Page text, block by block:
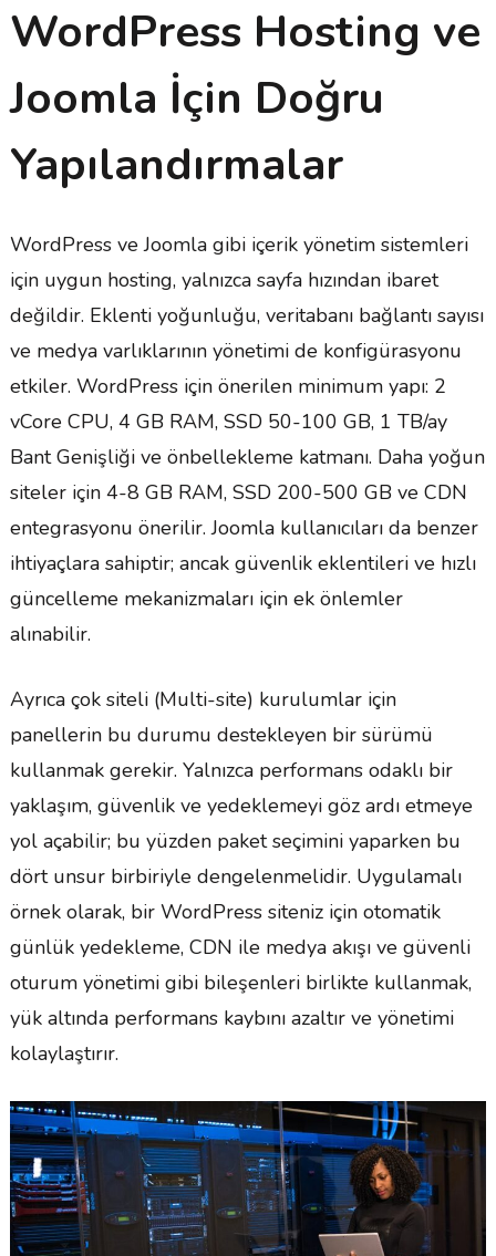
WordPress Hosting ve
Joomla İçin Doğru
Yapılandırmalar
WordPress ve Joomla gibi içerik yönetim sistemleri
için uygun hosting, yalnızca sayfa hızından ibaret
değildir. Eklenti yoğunluğu, veritabanı bağlantı sayısı
ve medya varlıklarının yönetimi de konfigürasyonu
etkiler. WordPress için önerilen minimum yapı: 2
vCore CPU, 4 GB RAM, SSD 50-100 GB, 1 TB/ay
Bant Genişliği ve önbellekleme katmanı. Daha yoğun
siteler için 4-8 GB RAM, SSD 200-500 GB ve CDN
entegrasyonu önerilir. Joomla kullanıcıları da benzer
ihtiyaçlara sahiptir; ancak güvenlik eklentileri ve hızlı
güncelleme mekanizmaları için ek önlemler
alınabilir.
Ayrıca çok siteli (Multi-site) kurulumlar için
panellerin bu durumu destekleyen bir sürümü
kullanmak gerekir. Yalnızca performans odaklı bir
yaklaşım, güvenlik ve yedeklemeyi göz ardı etmeye
yol açabilir; bu yüzden paket seçimini yaparken bu
dört unsur birbiriyle dengelenmelidir. Uygulamalı
örnek olarak, bir WordPress siteniz için otomatik
günlük yedekleme, CDN ile medya akışı ve güvenli
oturum yönetimi gibi bileşenleri birlikte kullanmak,
yük altında performans kaybını azaltır ve yönetimi
kolaylaştırır.